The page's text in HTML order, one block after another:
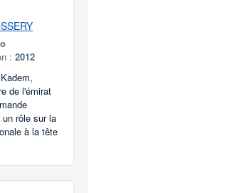
: 2012
de l'émirat
rôle sur la
à la tête